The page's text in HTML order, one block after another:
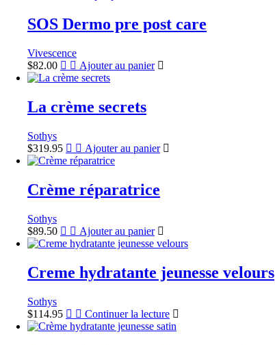
SOS Dermo pre post care
Vivescence
$82.00 Ajouter au panier
La crème secrets
Sothys
$319.95 Ajouter au panier
Crème réparatrice
Sothys
$89.50 Ajouter au panier
Creme hydratante jeunesse velours
Sothys
$114.95 Continuer la lecture